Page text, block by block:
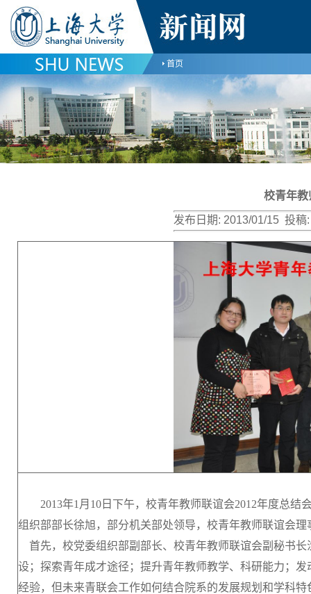
首页
校青年教
发布日期: 2013/01/15 投稿:
2013年1月10日下午，校青年教师联谊会2012年度总结
组织部部长徐旭，部分机关部处领导，校青年教师联谊会
首先，校党委组织部副部长、校青年教师联谊会副秘书
设；探索青年成才途径；提升青年教师教学、科研能力；
经验，但未来青联会工作如何结合院系的发展规划和学科